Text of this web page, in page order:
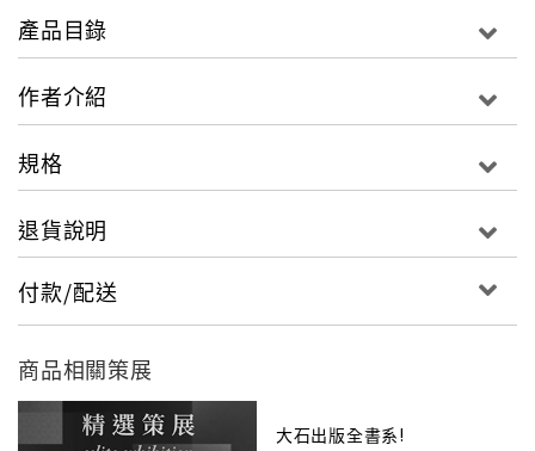
家廚房科學實驗室裡探索食物的科學。而最棒的一點
是，幾乎所有的實驗都是可以吃的！
《國家地理》邀請孩子化身為俏皮的科學家，將食物轉
一場有趣的科學「食」驗。
書中介紹十個以上的食用試驗，並搭配科學理論基礎，
圖表分析等精彩內容，最重要的是，當你完成這些瘋狂
實驗後，還可以將成果分享給你的家人、朋友，嘗一嘗
廚房裡的有趣科學。無論你是胸懷大志的科學家、業餘
廚師，還是喜歡一嘗古怪食物的人，都一定會樂在其
中！
產品目錄
作者介紹
規格
退貨說明
付款/配送
商品相關策展
大石出版全書系!